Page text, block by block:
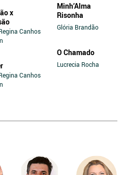
x
Canhos
Canhos
Minh’Alma
Risonha
Glória Brandão
O Chamado
Lucrecia Rocha